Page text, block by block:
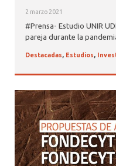
2 marzo 2021
#Prensa- Estudio UNIR
pareja durante la
Destacadas, Estudios,